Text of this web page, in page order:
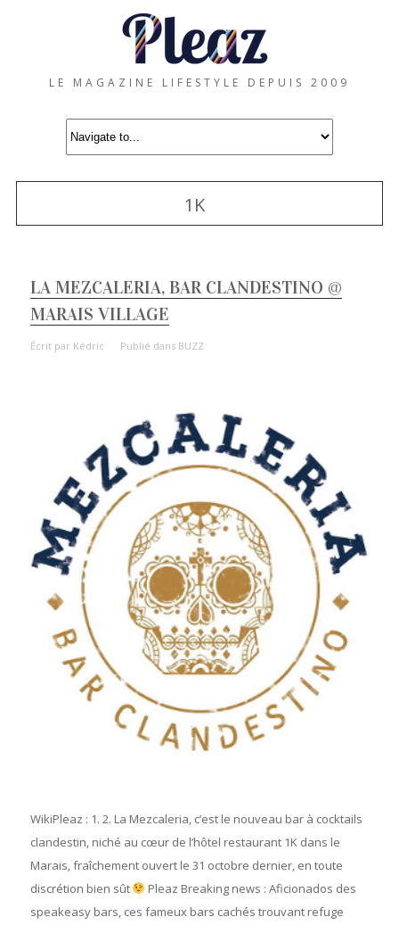
LE MAGAZINE LIFESTYLE DEPUIS 2009
1K
LA MEZCALERIA, BAR CLANDESTINO @
MARAIS VILLAGE
Écrit par Kédric Publié dans BUZZ
WikiPleaz : 1. 2. La Mezcaleria, c’est le nouveau bar à cocktails
clandestin, niché au cœur de l’hôtel restaurant 1K dans le
Marais, fraîchement ouvert le 31 octobre dernier, en toute
discrétion bien sût
Pleaz Breaking news : Aficionados des
speakeasy bars, ces fameux bars cachés trouvant refuge